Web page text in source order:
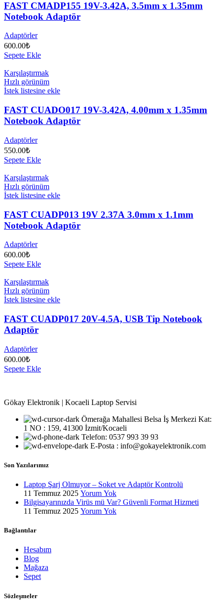
FAST CMADP155 19V-3.42A, 3.5mm x 1.35mm
Notebook Adaptör
Adaptörler
600.00₺
Sepete Ekle
Karşılaştırmak
Hızlı görünüm
İstek listesine ekle
FAST CUADO017 19V-3.42A, 4.00mm x 1.35mm
Notebook Adaptör
Adaptörler
550.00₺
Sepete Ekle
Karşılaştırmak
Hızlı görünüm
İstek listesine ekle
FAST CUADP013 19V 2.37A 3.0mm x 1.1mm
Notebook Adaptör
Adaptörler
600.00₺
Sepete Ekle
Karşılaştırmak
Hızlı görünüm
İstek listesine ekle
FAST CUADP017 20V-4.5A, USB Tip Notebook
Adaptör
Adaptörler
600.00₺
Sepete Ekle
Gökay Elektronik | Kocaeli Laptop Servisi
Ömerağa Mahallesi Belsa İş Merkezi Kat:
1 NO : 159, 41300 İzmit/Kocaeli
Telefon: 0537 993 39 93
E-Posta : info@gokayelektronik.com
Son Yazılarımız
Laptop Şarj Olmuyor – Soket ve Adaptör Kontrolü
11 Temmuz 2025 Yorum Yok
Bilgisayarınızda Virüs mü Var? Güvenli Format Hizmeti
11 Temmuz 2025 Yorum Yok
Bağlantılar
Hesabım
Blog
Mağaza
Sepet
Sözleşmeler